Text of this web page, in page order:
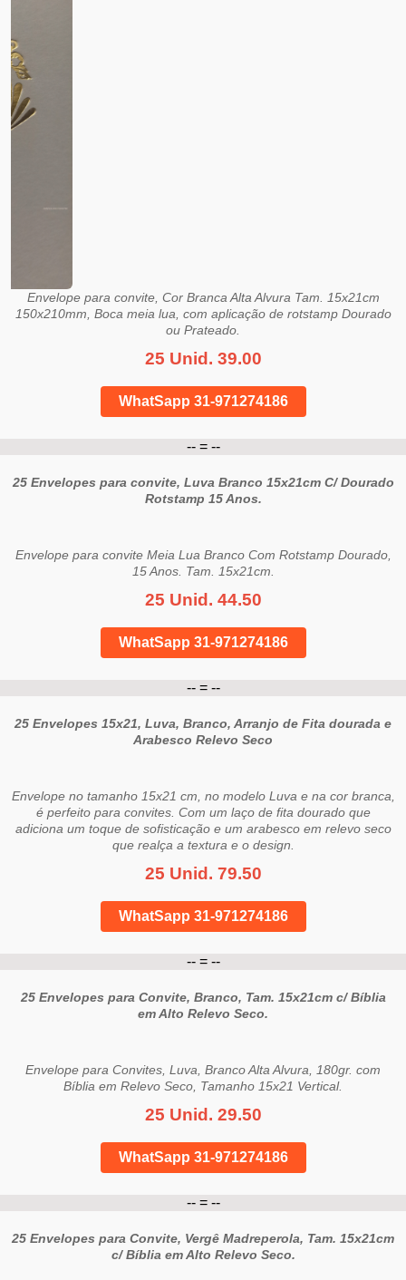
Envelope para convite, Cor Branca Alta Alvura Tam. 15x21cm
150x210mm, Boca meia lua, com aplicação de rotstamp Dourado
ou Prateado.
25 Unid. 39.00
WhatSapp 31-971274186
-- = --
25 Envelopes para convite, Luva Branco 15x21cm C/ Dourado
Rotstamp 15 Anos.
Envelope para convite Meia Lua Branco Com Rotstamp Dourado,
15 Anos. Tam. 15x21cm.
25 Unid. 44.50
WhatSapp 31-971274186
-- = --
25 Envelopes 15x21, Luva, Branco, Arranjo de Fita dourada e
Arabesco Relevo Seco
Envelope no tamanho 15x21 cm, no modelo Luva e na cor branca,
é perfeito para convites. Com um laço de fita dourado que
adiciona um toque de sofisticação e um arabesco em relevo seco
que realça a textura e o design.
25 Unid. 79.50
WhatSapp 31-971274186
-- = --
25 Envelopes para Convite, Branco, Tam. 15x21cm c/ Bíblia
em Alto Relevo Seco.
Envelope para Convites, Luva, Branco Alta Alvura, 180gr. com
Bíblia em Relevo Seco, Tamanho 15x21 Vertical.
25 Unid. 29.50
WhatSapp 31-971274186
-- = --
25 Envelopes para Convite, Vergê Madreperola, Tam. 15x21cm
c/ Bíblia em Alto Relevo Seco.